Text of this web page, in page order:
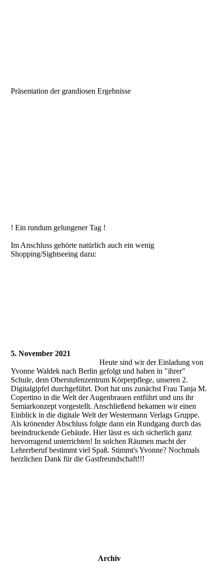
Präsentation der grandiosen Ergebnisse
! Ein rundum gelungener Tag !
Im Anschluss gehörte natürlich auch ein wenig
Shopping/Sightseeing dazu:
5. November 2021
Heute sind wir der Einladung von
Yvonne Waldek nach Berlin gefolgt und haben in "ihrer"
Schule, dem Oberstufenzentrum Körperpflege, unseren 2.
Digitalgipfel durchgeführt. Dort hat uns zunächst Frau Tanja M.
Copertino in die Welt der Augenbrauen entführt und uns ihr
Semiarkonzept vorgestellt. Anschließend bekamen wir einen
Einblick in die digitale Welt der Westermann Verlags Gruppe.
Als krönender Abschluss folgte dann ein Rundgang durch das
beeindruckende Gebäude. Hier lässt es sich sicherlich ganz
hervorragend unterrichten! In solchen Räumen macht der
Lehrerberuf bestimmt viel Spaß. Stimmt's Yvonne? Nochmals
herzlichen Dank für die Gastfreundschaft!!!
Archiv